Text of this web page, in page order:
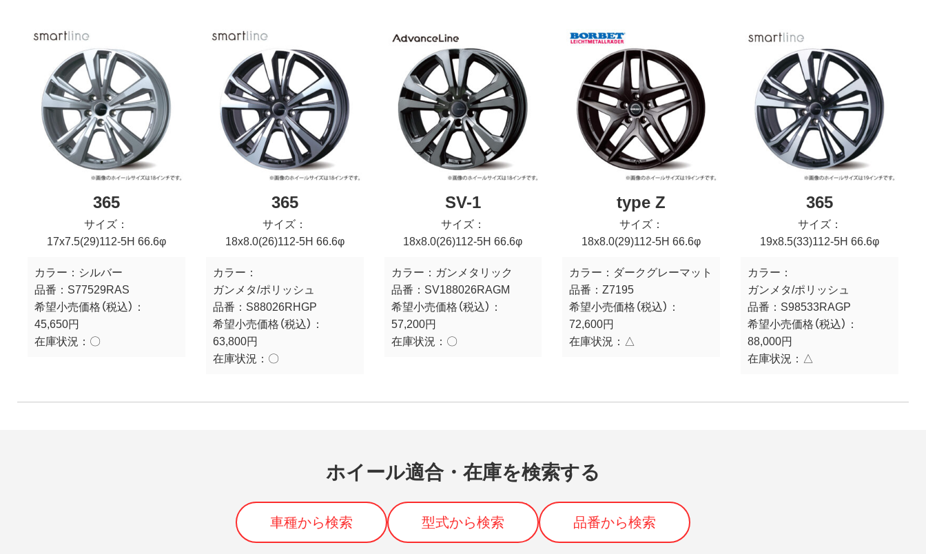
365
サイズ：
17x7.5(29)112-5H 66.6φ
カラー： シルバー
品番： S77529RAS
希望小売価格（税込）：
45,650円
在庫状況： 〇
365
サイズ：
18x8.0(26)112-5H 66.6φ
カラー：
ガンメタ/ポリッシュ
品番： S88026RHGP
希望小売価格（税込）：
63,800円
在庫状況： 〇
SV-1
サイズ：
18x8.0(26)112-5H 66.6φ
カラー： ガンメタリック
品番： SV188026RAGM
希望小売価格（税込）：
57,200円
在庫状況： 〇
type Z
サイズ：
18x8.0(29)112-5H 66.6φ
カラー： ダークグレーマット
品番：Z7195
希望小売価格（税込）：
72,600円
在庫状況： △
365
サイズ：
19x8.5(33)112-5H 66.6φ
カラー：
ガンメタ/ポリッシュ
品番： S98533RAGP
希望小売価格（税込）：
88,000円
在庫状況： △
ホイール適合・在庫を検索する
車種から検索 型式から検索 品番から検索